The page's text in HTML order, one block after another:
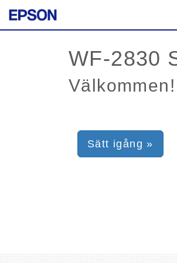
Välkommen!
Sätt igång »